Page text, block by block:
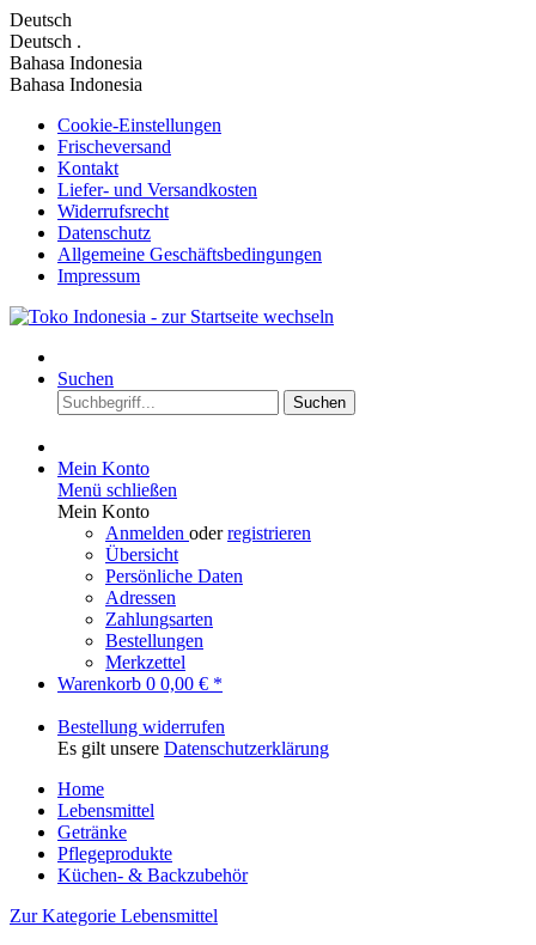
Deutsch
Deutsch .
Bahasa Indonesia
Bahasa Indonesia
Cookie-Einstellungen
Frischeversand
Kontakt
Liefer- und Versandkosten
Widerrufsrecht
Datenschutz
Allgemeine Geschäftsbedingungen
Impressum
Suchen
Suchen
Mein Konto
Menü schließen
Mein Konto
Anmelden oderregistrieren
Übersicht
Persönliche Daten
Adressen
Zahlungsarten
Bestellungen
Merkzettel
Warenkorb 0 0,00 € *
Bestellung widerrufen
Es gilt unsere Datenschutzerklärung
Home
Lebensmittel
Getränke
Pflegeprodukte
Küchen- & Backzubehör
Zur Kategorie Lebensmittel